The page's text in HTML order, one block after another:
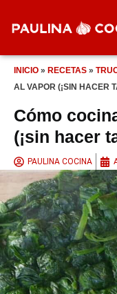
INICIO » RECETAS »
AL VAPOR (¡SIN HACER
Cómo
(¡sin hacer
PAULINA COCINA